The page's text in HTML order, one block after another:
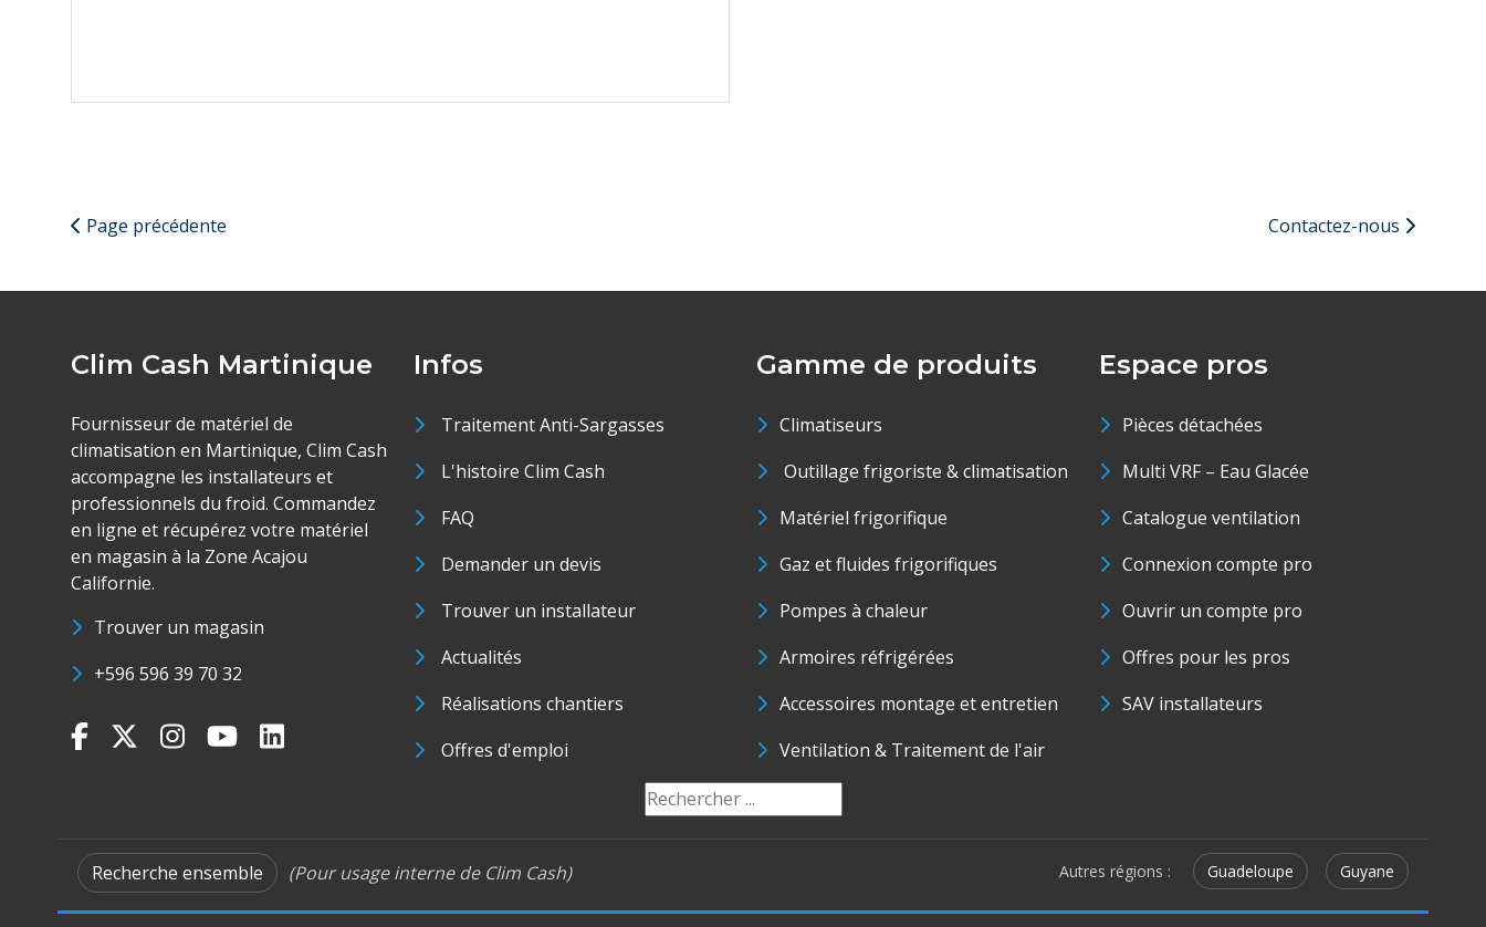
Page précédente Contactez-nous
Clim Cash Martinique
Fournisseur de matériel de
climatisation en Martinique, Clim Cash
accompagne les installateurs et
professionnels du froid. Commandez
en ligne et récupérez votre matériel
en magasin à la Zone Acajou
Californie.
Trouver un magasin
+596 596 39 70 32
Infos
Traitement Anti-Sargasses
L'histoire Clim Cash
FAQ
Demander un devis
Trouver un installateur
Actualités
Réalisations chantiers
Offres d'emploi
Gamme de produits
Climatiseurs
Outillage frigoriste & climatisation
Matériel frigorifique
Gaz et fluides frigorifiques
Pompes à chaleur
Armoires réfrigérées
Accessoires montage et entretien
Ventilation & Traitement de l'air
Espace pros
Pièces détachées
Multi VRF – Eau Glacée
Catalogue ventilation
Connexion compte pro
Ouvrir un compte pro
Offres pour les pros
SAV installateurs
Recherche ensemble (Pour usage interne de Clim Cash) Autres régions : Guadeloupe Guyane